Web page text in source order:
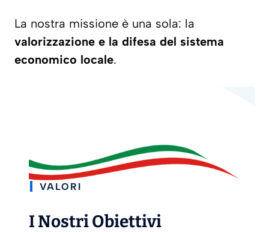
La nostra missione è una sola: la
valorizzazione e la difesa del sistema
economico locale.
VALORI
I Nostri Obiettivi